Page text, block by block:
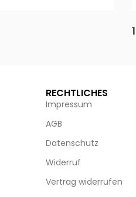
RECHTLICHES
Impressum
AGB
Datenschutz
Widerruf
Vertrag widerrufen